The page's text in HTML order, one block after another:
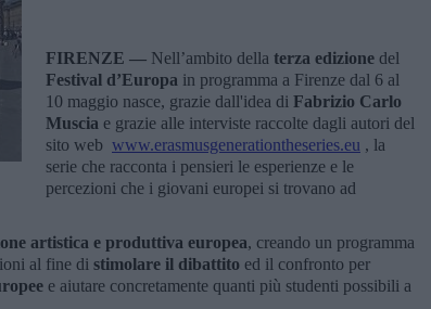
FIRENZE — Nell’ambito della terza edizione del
Festival d’Europa in programma a Firenze dal 6 al
10 maggio nasce, grazie dall'idea di Fabrizio Carlo
Muscia e grazie alle interviste raccolte dagli autori del
sito web www.erasmusgenerationtheseries.eu , la
serie che racconta i pensieri le esperienze e le
percezioni che i giovani europei si trovano ad
artistica e produttiva europea, creando un programma
al fine di stimolare il dibattito ed il confronto per
e aiutare concretamente quanti più studenti possibili a